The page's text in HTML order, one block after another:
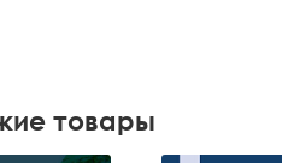
товары